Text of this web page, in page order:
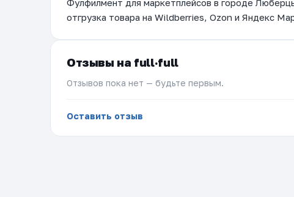
Фулфилмент для маркетплейсов в городе
отгрузка товара на Wildberries, Ozon и Яндекс
Отзывы на full·full
Отзывов пока нет — будьте первым.
Оставить отзыв